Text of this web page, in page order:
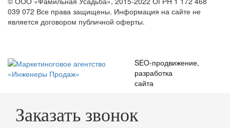
039 072 Все права защищены. Информация на сайте не
является договором публичной оферты.
SEO-продвижение,
разработка
сайта
Заказать звонок